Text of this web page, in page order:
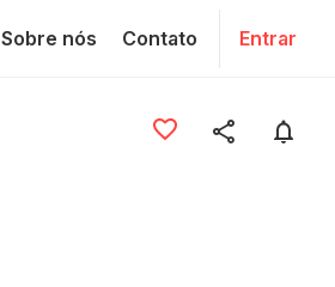
Sobre nós Contato Entrar